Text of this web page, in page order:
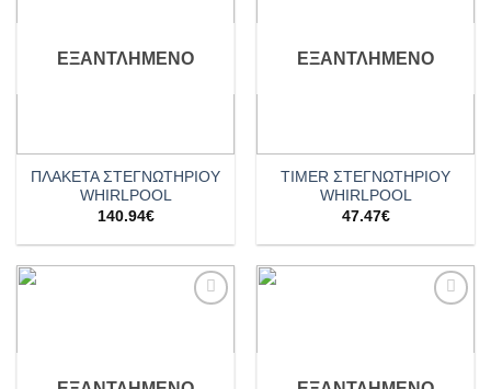
ΕΞΑΝΤΛΗΜΈΝΟ
ΠΛΑΚΕΤΑ ΣΤΕΓΝΩΤΗΡΙΟΥ
WHIRLPOOL
140.94€
ΕΞΑΝΤΛΗΜΈΝΟ
TIMER ΣΤΕΓΝΩΤΗΡΙΟΥ
WHIRLPOOL
47.47€